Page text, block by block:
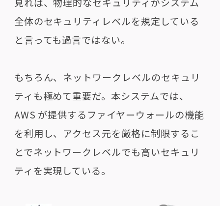
全体のセキュリティレベルを規定している
と言っても過言ではない。
もちろん、ネットワークレベルのセキュリ
ティも極めて重要だ。本システムでは、
AWS が提供するファイヤーウォールの機能
を利用し、アクセス元を厳格に制限するこ
とでネットワークレベルでも高いセキュリ
ティを実現している。